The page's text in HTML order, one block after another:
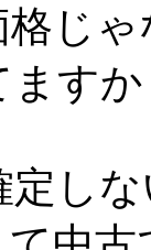
格じ
ます
定し